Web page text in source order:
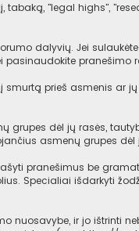
tabaką, "legal highs",
dalyvių. Jei
pasinaudokite
prieš asmenis ar
dėl jų rasės,
asmenų grupes dėl
pranešimus be
Specialiai išdarkyti
ir jo ištrinti